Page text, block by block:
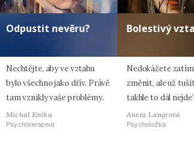
Odpustit nevěru?
Nechtějte, aby ve vztahu
bylo všechno jako dřív. Právě
tam vznikly vaše problémy.
Michal Kniha
Psychoterapeut
Bolestivý
Nedokážete
změnit, ale už
takhle to dál
Aneta Langrová
Psycholožka